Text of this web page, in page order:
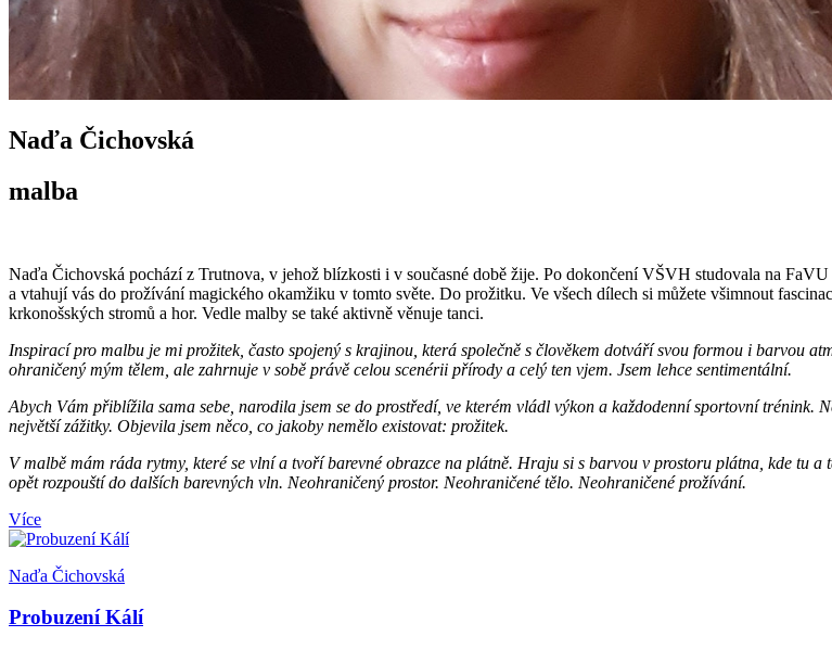
Naďa Čichovská
malba
Naďa Čichovská pochází z Trutnova, v jehož blízkosti i v současné době žije. Po dokončení VŠVH studovala na
a vtahují vás do prožívání magického okamžiku v tomto světe. Do prožitku. Ve všech dílech si můžete všimnout
krkonošských stromů a hor. Vedle malby se také aktivně věnuje tanci.
Inspirací pro malbu je mi prožitek, často spojený s krajinou, která společně s člověkem dotváří svou formou i barvou
ohraničený mým tělem, ale zahrnuje v sobě právě celou scenérii přírody a celý ten vjem. Jsem lehce sentimentální.
Abych Vám přiblížila sama sebe, narodila jsem se do prostředí, ve kterém vládl výkon a každodenní sportovní trénink.
největší zážitky. Objevila jsem něco, co jakoby nemělo existovat: prožitek.
V malbě mám ráda rytmy, které se vlní a tvoří barevné obrazce na plátně. Hraju si s barvou v prostoru plátna, kde tu
opět rozpouští do dalších barevných vln. Neohraničený prostor. Neohraničené tělo. Neohraničené prožívání.
Více
Naďa Čichovská
Probuzení Kálí